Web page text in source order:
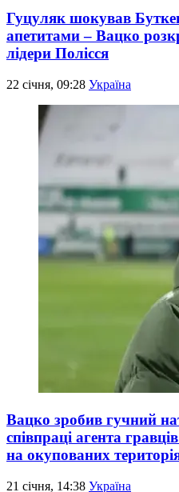
Гуцуляк шокував
апетитами – Вацко
лідери Полісся
22 січня, 09:28 Україна
Вацко зробив гучний
співпраці агента
на окупованих
21 січня, 14:38 Україна